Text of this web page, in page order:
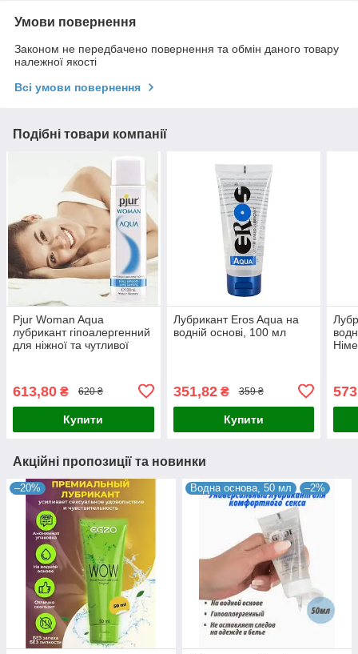
Умови повернення
Законом не передбачено повернення та обмін даного товару
належної якості
Всі умови повернення
Подібні товари компанії
Pjur Woman Aqua
лубрикант гіпоалергенний
для ніжної та чутливої
613,80 ₴ 620 ₴
Купити
Лубрикант Eros Aqua на
водній основі, 100 мл
351,82₴ 359 ₴
Купити
Акційні пропозиції та новинки
–20% Водна основа, 50 мл –2%